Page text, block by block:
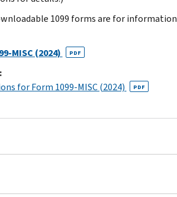
1099 forms are for information
MISC (2024)
PDF
for Form 1099-MISC (2024)
PDF